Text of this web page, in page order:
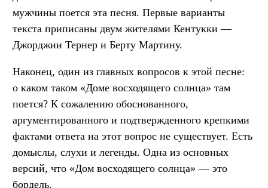
мужчины поется эта песня. Первые варианты
текста приписаны двум жителями Кентукки —
Джорджии Тернер и Берту Мартину.
Наконец, один из главных вопросов к этой песне:
о каком таком «Доме восходящего солнца» там
поется? К сожалению обоснованного,
аргументированного и подтвержденного крепкими
фактами ответа на этот вопрос не существует. Есть
домыслы, слухи и легенды. Одна из основных
версий, что «Дом восходящего солнца» — это
бордель.